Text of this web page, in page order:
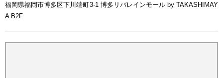
福岡県福岡市博多区下川端町3-1 博多リバレインモール by TAKASHIMAY
A B2F